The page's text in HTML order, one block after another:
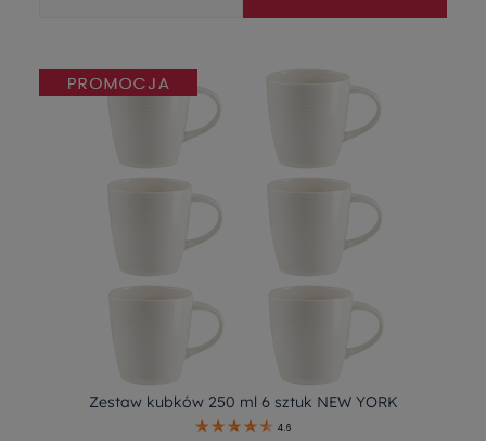
Zestaw kubków 250 ml 6 sztuk NEW YORK
4.6